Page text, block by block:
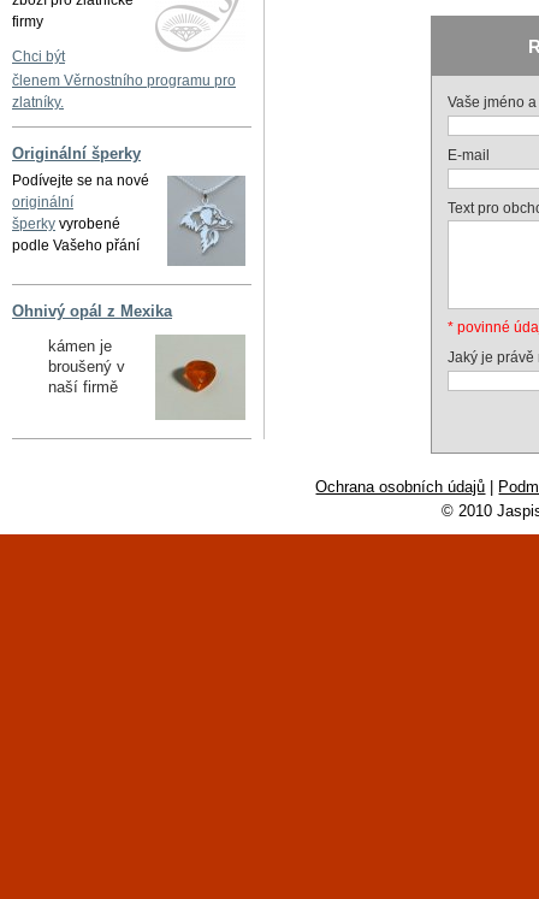
firmy
Chci být
členem Věrnostního programu pro
zlatníky.
Originální šperky
Podívejte se na nové
originální
šperky vyrobené
podle Vašeho přání
Ohnivý opál z Mexika
kámen je
broušený v
naší firmě
Vaše jméno
E-mail
Text pro
* povinné
Jaký je právě
Ochrana osobních údajů |
© 2010